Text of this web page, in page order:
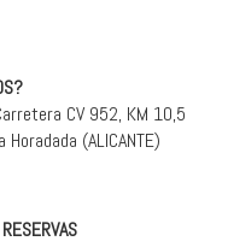
CV 952, KM 10,5
(ALICANTE)